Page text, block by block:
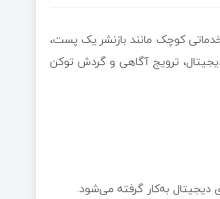
خدماتی کوچک مانند بازنشر یک پست،
ترویج آگاهی و گردش توکن
دیجیتال به‌کار گرفته می‌شود.